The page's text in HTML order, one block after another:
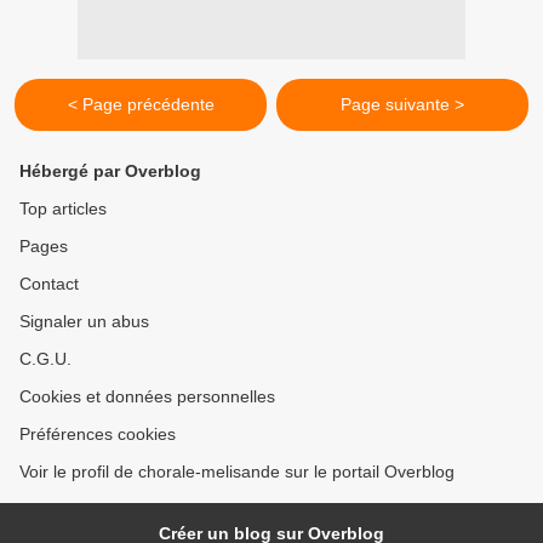
< Page précédente Page suivante >
Hébergé par Overblog
Top articles
Pages
Contact
Signaler un abus
C.G.U.
Cookies et données personnelles
Préférences cookies
Voir le profil de chorale-melisande sur le portail Overblog
Créer un blog sur Overblog